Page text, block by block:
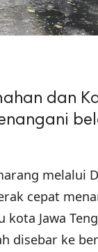
dan
melalui
cepat
Jawa
disebar ke